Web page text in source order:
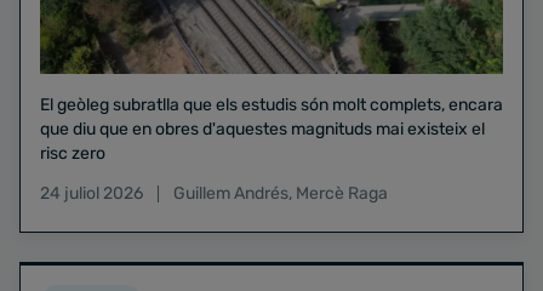
El geòleg subratlla que els estudis són molt complets, encara
que diu que en obres d'aquestes magnituds mai existeix el
risc zero
24 juliol 2026
Guillem Andrés, Mercè Raga